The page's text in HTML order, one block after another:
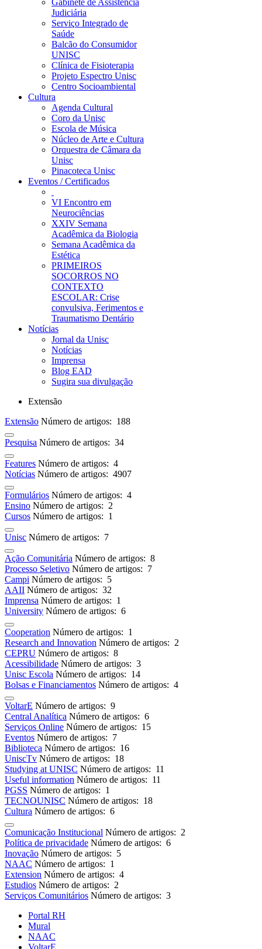
Gabinete de Assistência
Judiciária
Serviço Integrado de
Saúde
Balcão do Consumidor
UNISC
Clínica de Fisioterapia
Projeto Espectro Unisc
Centro Socioambiental
Cultura
Agenda Cultural
Coro da Unisc
Escola de Música
Núcleo de Arte e Cultura
Orquestra de Câmara da
Unisc
Pinacoteca Unisc
Eventos / Certificados
VI Encontro em
Neurociências
XXIV Semana
Acadêmica da Biologia
Semana Acadêmica da
Estética
PRIMEIROS
SOCORROS NO
CONTEXTO
ESCOLAR: Crise
convulsiva, Ferimentos e
Traumatismo Dentário
Notícias
Jornal da Unisc
Notícias
Imprensa
Blog EAD
Sugira sua divulgação
Extensão
Extensão Número de artigos: 188
Pesquisa Número de artigos: 34
Features Número de artigos: 4
Notícias Número de artigos: 4907
Formulários Número de artigos: 4
Ensino Número de artigos: 2
Cursos Número de artigos: 1
Unisc Número de artigos: 7
Ação Comunitária Número de artigos: 8
Processo Seletivo Número de artigos: 7
Campi Número de artigos: 5
AAII Número de artigos: 32
Imprensa Número de artigos: 1
University Número de artigos: 6
Cooperation Número de artigos: 1
Research and Innovation Número de artigos: 2
CEPRU Número de artigos: 8
Acessibilidade Número de artigos: 3
Unisc Escola Número de artigos: 14
Bolsas e Financiamentos Número de artigos: 4
VoltarE Número de artigos: 9
Central Analítica Número de artigos: 6
Serviços Online Número de artigos: 15
Eventos Número de artigos: 7
Biblioteca Número de artigos: 16
UniscTv Número de artigos: 18
Studying at UNISC Número de artigos: 11
Useful information Número de artigos: 11
PGSS Número de artigos: 1
TECNOUNISC Número de artigos: 18
Cultura Número de artigos: 6
Comunicação Institucional Número de artigos: 2
Política de privacidade Número de artigos: 6
Inovação Número de artigos: 5
NAAC Número de artigos: 1
Extension Número de artigos: 4
Estudios Número de artigos: 2
Serviços Comunitários Número de artigos: 3
Portal RH
Mural
NAAC
VoltarE